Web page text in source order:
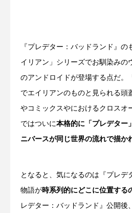
『プレデター：バッドランド』の
イリアン」シリーズでお馴染みの
のアンドロイドが登場する点だ。
でエイリアンのものと見られる頭
やコミックスやにおけるクロスオ
ではついに本格的に「プレデター
ニバースが同じ世界の流れで描か
となると、気になるのは『プレデ
物語が時系列的にどこに位置する
レデター：バッドランド』公開後